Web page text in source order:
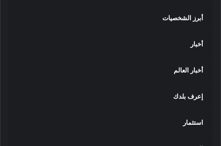
أبرز الشخصيات
أخبار
أخبار العالم
إعرف بلدك
استثمار